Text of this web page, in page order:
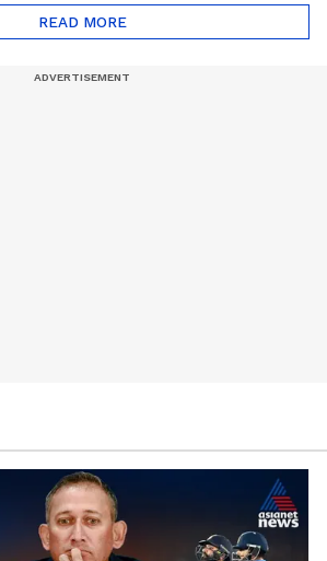
ലക്ഷ്യം';
വി.കുഞ്ഞികൃഷ്ണൻ
READ MORE